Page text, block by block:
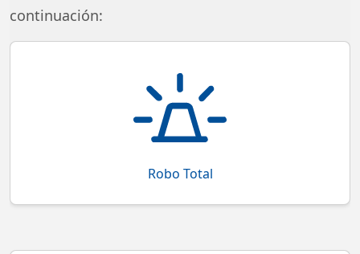
continuación:
Robo Total
Cobertura de pérdida total por robo y/o daños graves
y la recuperación se hace en un plazo de 30 días